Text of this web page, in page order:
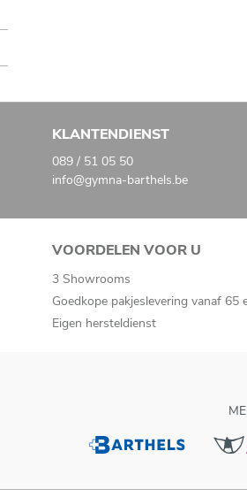
KLANTENDIENST
089 / 51 05 50
info@gymna-barthels.be
VOORDELEN VOOR U
3 Showrooms
Goedkope pakjeslevering vanaf 65
Eigen hersteldienst